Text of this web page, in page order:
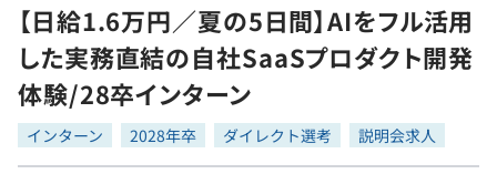
転職成功ガイド
転職エージェント
インタビュー
転職成功ガイド
求人検索
本選考
インターン
学習
問題集
プログラミング言語
ゲーム・マンガ
【日給1.6万円／夏の5日間】AIをフル活用
した実務直結の自社SaaSプロダクト開発
体験/28卒インターン
インターン 2028年卒 ダイレクト選考 説明会求人